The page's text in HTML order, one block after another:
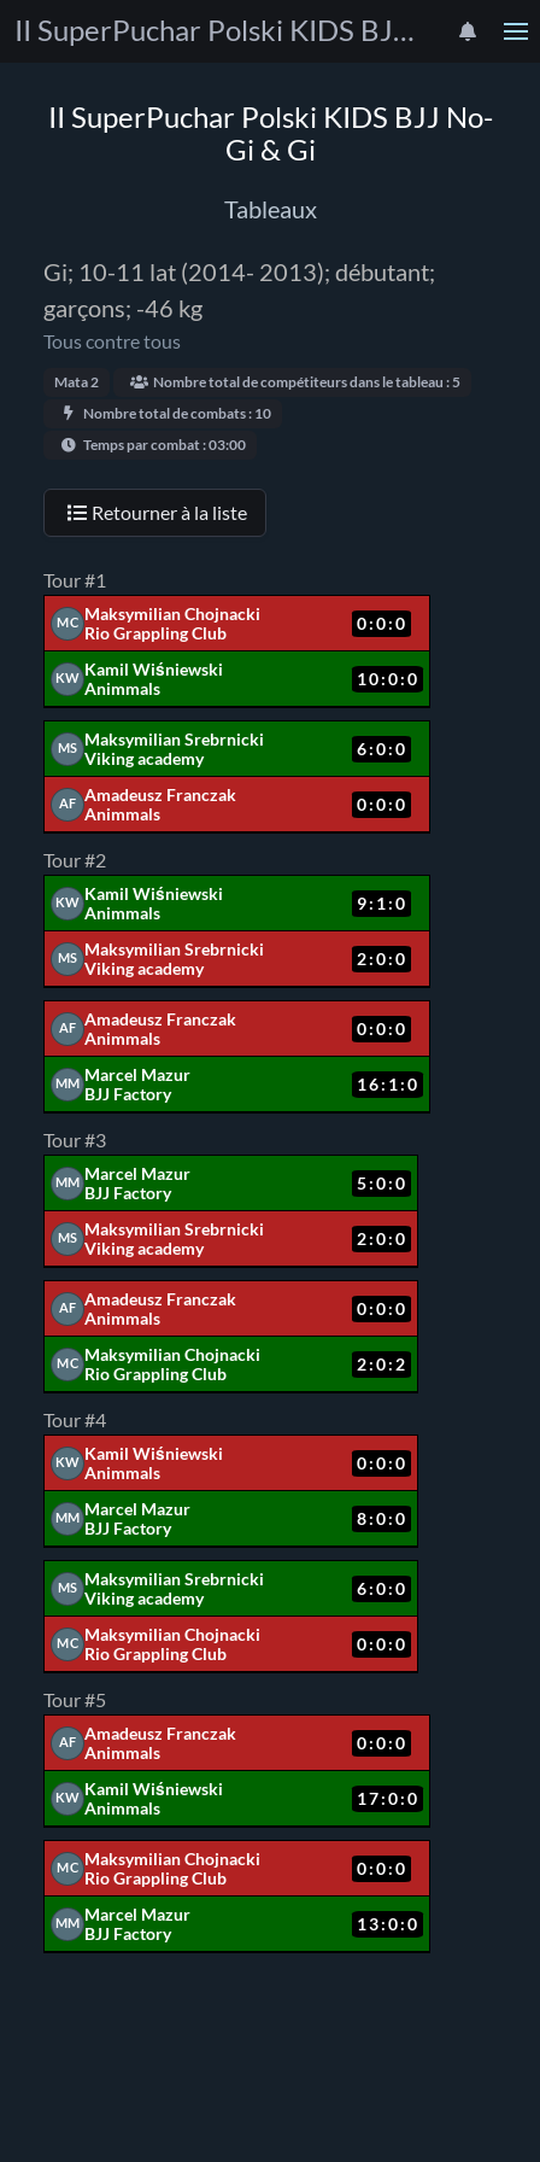
II SuperPuchar Polski KIDS BJJ No-Gi & Gi
II SuperPuchar Polski KIDS BJJ No-
Gi & Gi
Tableaux
Gi; 10-11 lat (2014- 2013); débutant;
garçons; -46 kg
Tous contre tous
Mata 2
Nombre total de compétiteurs dans le tableau : 5
Nombre total de combats : 10
Temps par combat : 03:00
Retourner à la liste
Tour #1
MC Maksymilian Chojnacki
Rio Grappling Club
0:0:0
KW Kamil Wiśniewski
Animmals
10:0:0
MS Maksymilian Srebrnicki
Viking academy
6:0:0
AF Amadeusz Franczak
Animmals
0:0:0
Tour #2
KW Kamil Wiśniewski
Animmals
9:1:0
MS Maksymilian Srebrnicki
Viking academy
2:0:0
AF Amadeusz Franczak
Animmals
0:0:0
MM Marcel Mazur
BJJ Factory
16:1:0
Tour #3
MM Marcel Mazur
BJJ Factory
5:0:0
MS Maksymilian Srebrnicki
Viking academy
2:0:0
AF Amadeusz Franczak
Animmals
0:0:0
MC Maksymilian Chojnacki
Rio Grappling Club
2:0:2
Tour #4
KW Kamil Wiśniewski
Animmals
0:0:0
MM Marcel Mazur
BJJ Factory
8:0:0
MS Maksymilian Srebrnicki
Viking academy
6:0:0
MC Maksymilian Chojnacki
Rio Grappling Club
0:0:0
Tour #5
AF Amadeusz Franczak
Animmals
0:0:0
KW Kamil Wiśniewski
Animmals
17:0:0
MC Maksymilian Chojnacki
Rio Grappling Club
0:0:0
MM Marcel Mazur
BJJ Factory
13:0:0